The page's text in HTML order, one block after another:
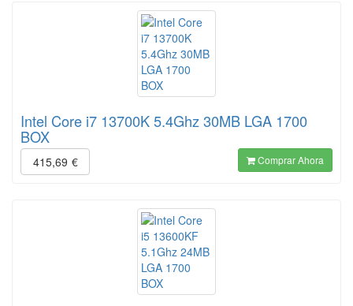
Intel Core i7 13700K 5.4Ghz 30MB LGA 1700
BOX
415,69 € Comprar Ahora